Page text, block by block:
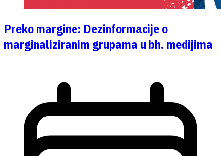
Preko margine: Dezinformacije o
marginaliziranim grupama u bh. medijima